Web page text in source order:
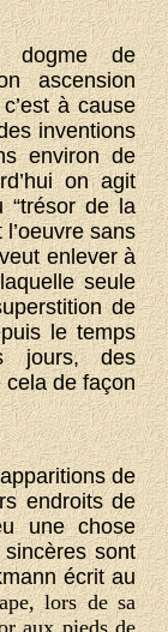
dogme de
ascension
à cause
inventions
environ de
on agit
“trésor de la
l’oeuvre sans
enlever à
seule
de
le temps
jours, des
de façon
de
endroits de
une chose
sont
écrit au
lors de sa
aux pieds de